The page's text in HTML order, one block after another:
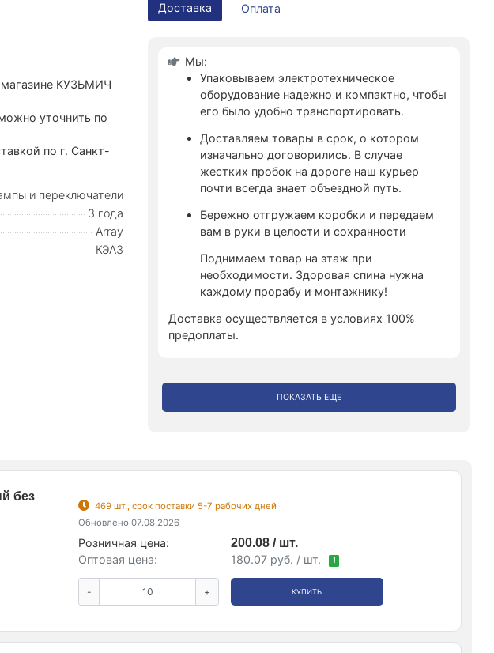
Доставка Оплата
Мы:
Упаковываем электротехническое
оборудование надежно и компактно, чтобы
его было удобно транспортировать.
Доставляем товары в срок, о котором
изначально договорились. В случае
жестких пробок на дороге наш курьер
почти всегда знает объездной путь.
Бережно отгружаем коробки и передаем
вам в руки в целости и сохранности
Поднимаем товар на этаж при
необходимости. Здоровая спина нужна
каждому прорабу и монтажнику!
Доставка осуществляется в условиях 100%
предоплаты.
ПОКАЗАТЬ ЕЩЕ
магазине КУЗЬМИЧ
уточнить по
по г. Санкт-
и переключатели
3 года
Array
КЭАЗ
без
469 шт., срок поставки 5-7 рабочих дней
Обновлено 07.08.2026
Розничная цена:
200.08 / шт.
Оптовая цена:
180.07 руб. / шт. !
- + КУПИТЬ